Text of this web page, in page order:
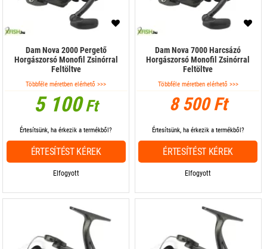
Dam Nova 2000 Pergető
Horgászorsó Monofil Zsinórral
Feltöltve
Többféle méretben elérhető >>>
5 100Ft
Elfogyott
Értesítsünk, ha érkezik a termékből?
ÉRTESÍTÉST KÉREK
Dam Nova 7000 Harcsázó
Horgászorsó Monofil Zsinórral
Feltöltve
Többféle méretben elérhető >>>
8 500 Ft
Elfogyott
Értesítsünk, ha érkezik a termékből?
ÉRTESÍTÉST KÉREK